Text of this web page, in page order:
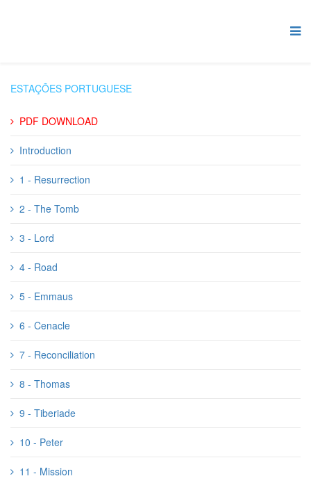
ESTAÇÕES PORTUGUESE
PDF DOWNLOAD
Introduction
1 - Resurrection
2 - The Tomb
3 - Lord
4 - Road
5 - Emmaus
6 - Cenacle
7 - Reconciliation
8 - Thomas
9 - Tiberiade
10 - Peter
11 - Mission